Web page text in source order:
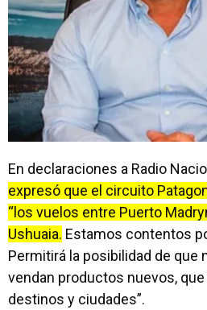
En declaraciones a Radio
expresó que el circuito
“los vuelos entre Puerto
Ushuaia. Estamos contentos
Permitirá la posibilidad de que
vendan productos nuevos,
destinos y ciudades”.